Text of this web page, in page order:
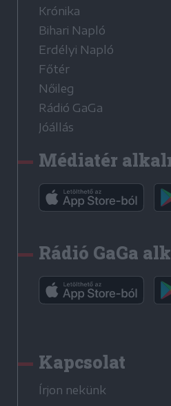
Krónika
Bihari Napló
Erdélyi Napló
Főtér
Nőileg
Rádió GaGa
Jóállás
Médiatér
Rádió GaGa
Kapcsolat
Írjon nekünk